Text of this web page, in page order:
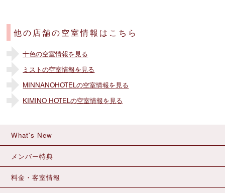
他の店舗の空室情報はこちら
十色の空室情報を見る
ミストの空室情報を見る
MINNANOHOTELの空室情報を見る
KIMINO HOTELの空室情報を見る
What's New
メンバー特典
料金・客室情報